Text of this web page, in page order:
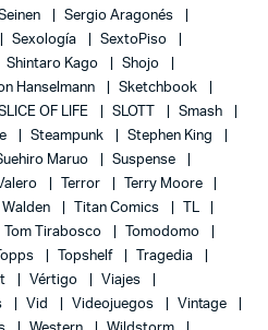
Sergio Aragonés
Sexología
SextoPiso
Shintaro Kago
Shojo
Hanselmann
Sketchbook
OF LIFE SLOTT
Smash
Steampunk
Stephen King
Maruo
Suspense
Terror
Terry Moore
Walden Titan Comics
TL
Tom Tirabosco
Tomodomo
Topps Topshelf
Tragedia
Vértigo
Viajes
Vid Videojuegos
Vintage